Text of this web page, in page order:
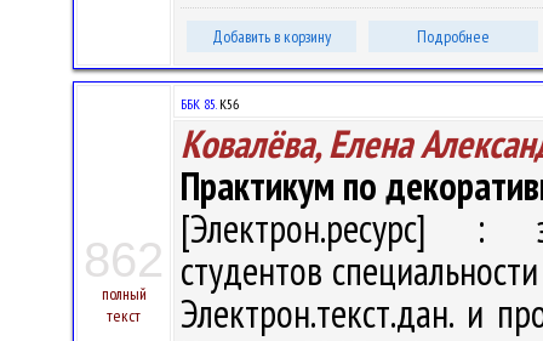
Добавить в корзину Подробнее
862
полный
текст
ББК 85.К56
Ковалёва, Елена
Практикум по
[Электрон.ресурс] :
студентов
Электрон.текст.дан. и